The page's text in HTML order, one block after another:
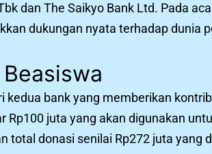
dan The Saikyo Bank Ltd. Pada
dukungan nyata terhadap dunia
bank yang memberikan
juta yang akan digunakan
total donasi senilai Rp272 juta yang